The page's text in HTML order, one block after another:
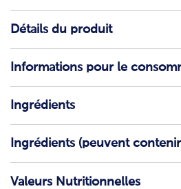
Détails du produit
Informations pour le
Ingrédients
Ingrédients (peuvent
Valeurs Nutritionnelles